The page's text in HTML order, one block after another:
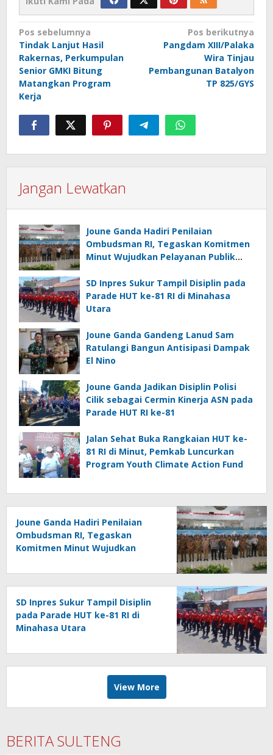
Navigasi
pos
Pos sebelumnya
Tindak Lanjut Hasil
Rakernas, Perkumpulan
Senior GMKI Bitung
Matangkan Program
Kerja
Pos berikutnya
Pangdam XIII/Palaka
Wira Tinjau
Pembangunan Batalyon
TP 825/GYS
Jangan Lewatkan
Joune Ganda Hadiri Penilaian
Ombudsman RI, Tegaskan Komitmen
Minut Wujudkan Pelayanan Publik
SD Inpres Sukur Tampil Disiplin pada
Parade HUT ke-81 RI di Minahasa
Utara
Joune Ganda Gandeng Lanud Sam
Ratulangi Bangun Antisipasi Dampak
El Nino
Joune Ganda Jadikan Disiplin Polisi
Cilik sebagai Cermin Kinerja ASN pada
Parade HUT RI ke-81
Jalan Sehat Buka Rangkaian HUT ke-
81 RI di Minut, Pemkab Luncurkan
Program Youth Climate Action Fund
Joune Ganda Hadiri Penilaian
Ombudsman RI, Tegaskan
Komitmen Minut Wujudkan
SD Inpres Sukur Tampil Disiplin
pada Parade HUT ke-81 RI di
Minahasa Utara
View More
BERITA SULTENG